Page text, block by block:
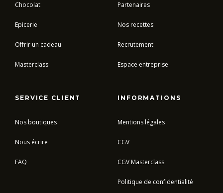
Chocolat
Epicerie
Offrir un cadeau
Masterclass
Partenaires
Nos recettes
Recrutement
Espace entreprise
SERVICE CLIENT
Nos boutiques
Nous écrire
FAQ
INFORMATIONS
Mentions légales
CGV
CGV Masterclass
Politique de confidentialité